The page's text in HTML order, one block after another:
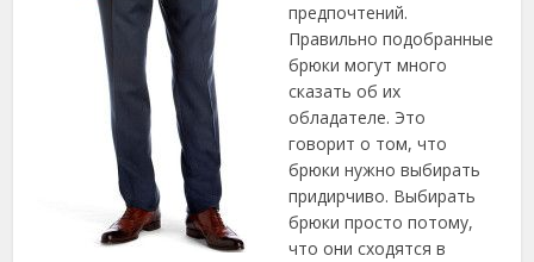
предпочтений.
Правильно подобранные
брюки могут много
сказать об их
обладателе. Это
говорит о том, что
брюки нужно выбирать
придирчиво. Выбирать
брюки просто потому,
что они сходятся в